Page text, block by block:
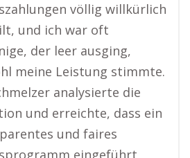
völlig willkürlich
und ich war oft
der leer ausging,
meine Leistung stimmte.
analysierte die
und erreichte, dass ein
und faires
eingeführt